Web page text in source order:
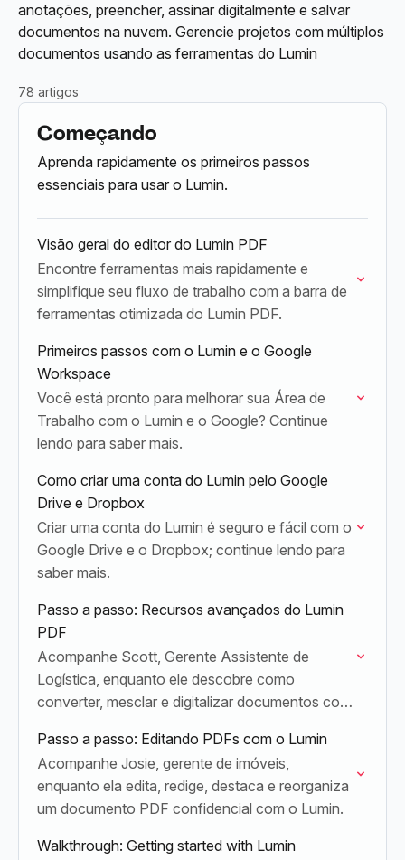
anotações, preencher, assinar digitalmente e salvar
documentos na nuvem. Gerencie projetos com múltiplos
documentos usando as ferramentas do Lumin
78 artigos
Começando
Aprenda rapidamente os primeiros passos
essenciais para usar o Lumin.
Visão geral do editor do Lumin PDF
Encontre ferramentas mais rapidamente e
simplifique seu fluxo de trabalho com a barra de
ferramentas otimizada do Lumin PDF.
Primeiros passos com o Lumin e o Google
Workspace
Você está pronto para melhorar sua Área de
Trabalho com o Lumin e o Google? Continue
lendo para saber mais.
Como criar uma conta do Lumin pelo Google
Drive e Dropbox
Criar uma conta do Lumin é seguro e fácil com o
Google Drive e o Dropbox; continue lendo para
saber mais.
Passo a passo: Recursos avançados do Lumin
PDF
Acompanhe Scott, Gerente Assistente de
Logística, enquanto ele descobre como
converter, mesclar e digitalizar documentos com
Passo a passo: Editando PDFs com o Lumin
Acompanhe Josie, gerente de imóveis,
enquanto ela edita, redige, destaca e reorganiza
um documento PDF confidencial com o Lumin.
Walkthrough: Getting started with Lumin